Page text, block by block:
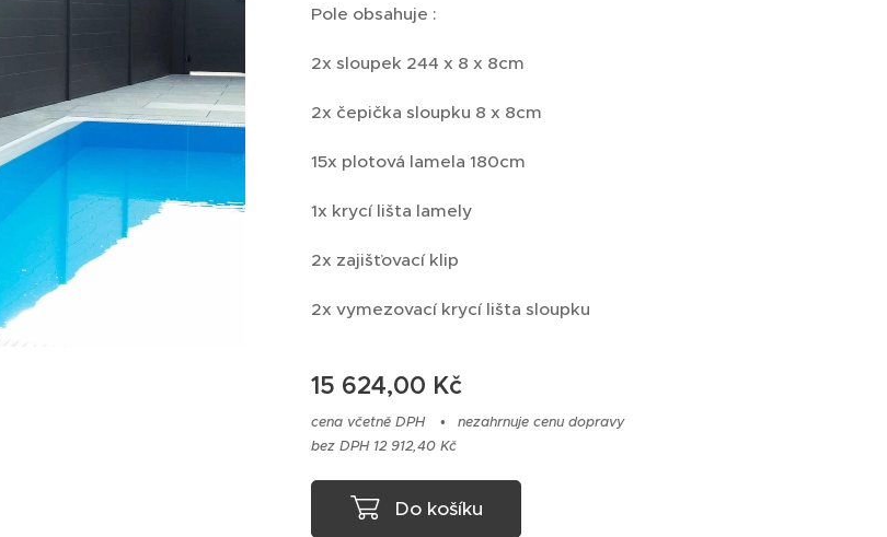
Pole obsahuje :
2x sloupek 244 x 8 x 8cm
2x čepička sloupku 8 x 8cm
15x plotová lamela 180cm
1x krycí lišta lamely
2x zajišťovací klip
2x vymezovací krycí lišta sloupku
15 624,00 Kč
cena včetně DPH
nezahrnuje cenu dopravy
bez DPH 12 912,40 Kč
Do košíku